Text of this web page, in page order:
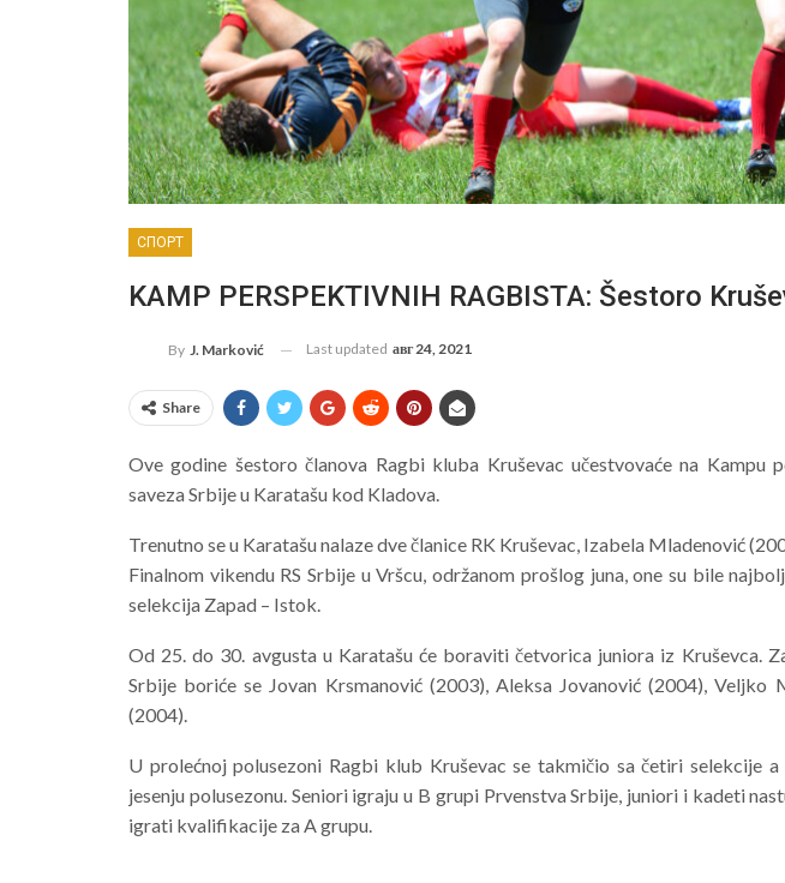
СПОРТ
KAMP PERSPEKTIVNIH RAGBISTA: Šestoro
By J. Marković Last updated авг 24, 2021
Share
Ove godine šestoro članova Ragbi kluba Kruševac učestvovaće na Kampu
saveza Srbije u Karatašu kod Kladova.
Trenutno se u Karatašu nalaze dve članice RK Kruševac, Izabela Mladenović
Finalnom vikendu RS Srbije u Vršcu, održanom prošlog juna, one su bile
selekcija Zapad – Istok.
Od 25. do 30. avgusta u Karatašu će boraviti četvorica juniora iz Kruševca.
Srbije boriće se Jovan Krsmanović (2003), Aleksa Jovanović (2004), Veljko
(2004).
U prolećnoj polusezoni Ragbi klub Kruševac se takmičio sa četiri selekcije
jesenju polusezonu. Seniori igraju u B grupi Prvenstva Srbije, juniori i kadeti
igrati kvalifikacije za A grupu.